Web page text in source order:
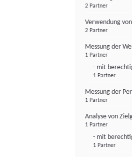
2 Partner
Verwendung
2 Partner
Messung der
1 Partner
- mit
1 Partner
Messung der
1 Partner
Analyse von
1 Partner
- mit
1 Partner